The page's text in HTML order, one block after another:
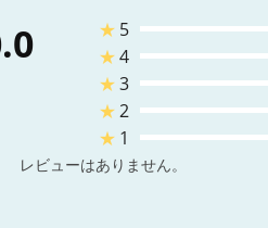
★ 5
★4
★3
★2
★ 1
レビューはありません。